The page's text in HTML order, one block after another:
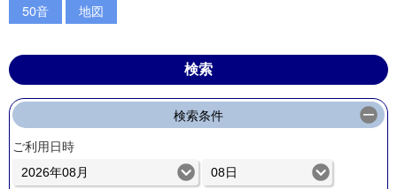
50音 地図
検索条件
ご利用日時